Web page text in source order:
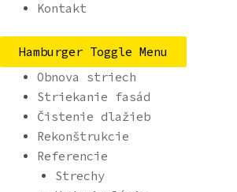
Kontakt
Hamburger Toggle Menu
Obnova striech
Striekanie fasád
Čistenie dlažieb
Rekonštrukcie
Referencie
Strechy